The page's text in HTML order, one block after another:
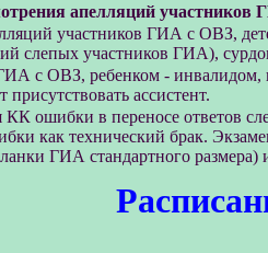
апелляций участников
участников ГИА с ОВЗ,
слепых участников ГИА),
с ОВЗ, ребенком - инвалидом,
ассистент.
КК ошибки в переносе ответов
как технический брак.
ГИА стандартного